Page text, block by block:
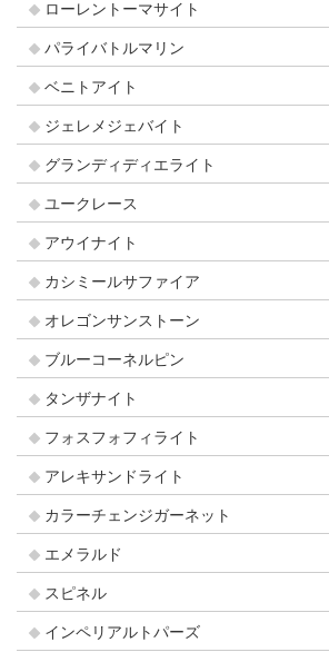
ローレントーマサイト
パライバトルマリン
ベニトアイト
ジェレメジェバイト
グランディディエライト
ユークレース
アウイナイト
カシミールサファイア
オレゴンサンストーン
ブルーコーネルピン
タンザナイト
フォスフォフィライト
アレキサンドライト
カラーチェンジガーネット
エメラルド
スピネル
インペリアルトパーズ